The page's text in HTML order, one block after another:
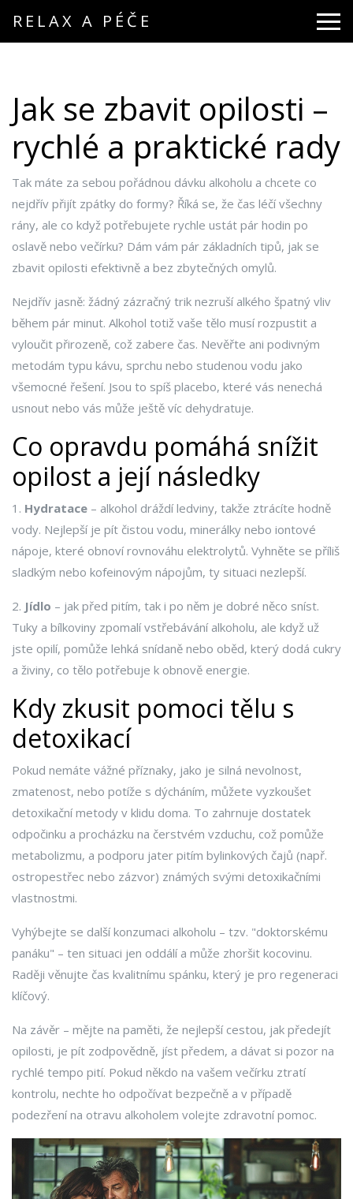
RELAX A PÉČE
Jak se zbavit opilosti –
rychlé a praktické rady
Tak máte za sebou pořádnou dávku alkoholu a chcete co
nejdřív přijít zpátky do formy? Říká se, že čas léčí všechny
rány, ale co když potřebujete rychle ustát pár hodin po
oslavě nebo večírku? Dám vám pár základních tipů, jak se
zbavit opilosti efektivně a bez zbytečných omylů.
Nejdřív jasně: žádný zázračný trik nezruší alkého špatný vliv
během pár minut. Alkohol totiž vaše tělo musí rozpustit a
vyloučit přirozeně, což zabere čas. Nevěřte ani podivným
metodám typu kávu, sprchu nebo studenou vodu jako
všemocné řešení. Jsou to spíš placebo, které vás nenechá
usnout nebo vás může ještě víc dehydratuje.
Co opravdu pomáhá snížit
opilost a její následky
1. Hydratace – alkohol dráždí ledviny, takže ztrácíte hodně
vody. Nejlepší je pít čistou vodu, minerálky nebo iontové
nápoje, které obnoví rovnováhu elektrolytů. Vyhněte se příliš
sladkým nebo kofeinovým nápojům, ty situaci nezlepší.
2. Jídlo – jak před pitím, tak i po něm je dobré něco sníst.
Tuky a bílkoviny zpomalí vstřebávání alkoholu, ale když už
jste opilí, pomůže lehká snídaně nebo oběd, který dodá cukry
a živiny, co tělo potřebuje k obnově energie.
Kdy zkusit pomoci tělu s
detoxikací
Pokud nemáte vážné příznaky, jako je silná nevolnost,
zmatenost, nebo potíže s dýcháním, můžete vyzkoušet
detoxikační metody v klidu doma. To zahrnuje dostatek
odpočinku a procházku na čerstvém vzduchu, což pomůže
metabolizmu, a podporu jater pitím bylinkových čajů (např.
ostropestřec nebo zázvor) známých svými detoxikačními
vlastnostmi.
Vyhýbejte se další konzumaci alkoholu – tzv. "doktorskému
panáku" – ten situaci jen oddálí a může zhoršit kocovinu.
Raději věnujte čas kvalitnímu spánku, který je pro regeneraci
klíčový.
Na závěr – mějte na paměti, že nejlepší cestou, jak předejít
opilosti, je pít zodpovědně, jíst předem, a dávat si pozor na
rychlé tempo pití. Pokud někdo na vašem večírku ztratí
kontrolu, nechte ho odpočívat bezpečně a v případě
podezření na otravu alkoholem volejte zdravotní pomoc.